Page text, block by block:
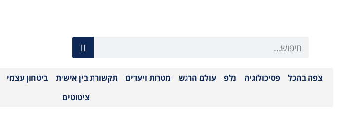
צפה בהכל פסיכולוגיה נלפ עולם הרגש מטרות ויעדים תקשורת בין אישית ביטחון עצמי
ציטוטים